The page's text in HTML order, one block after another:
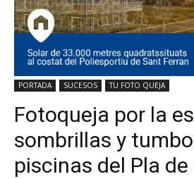
PORTADA SUCESOS TU FOTO QUEJA
Fotoqueja por la
sombrillas y
piscinas del Pla de